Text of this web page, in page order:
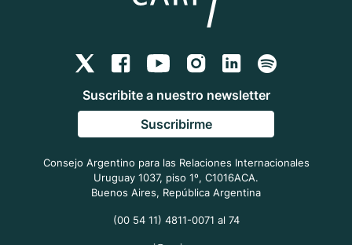
Consejo Argentino para las Relaciones Internacionales
Uruguay 1037, piso 1º, C1016ACA.
Buenos Aires, República Argentina
(00 54 11) 4811-0071 al 74
Suscribite a nuestro newsletter
Suscribirme